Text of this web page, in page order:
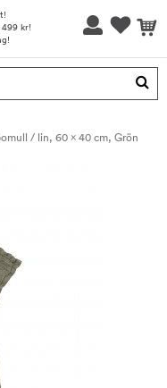
499 kr!
/ lin, 60 x 40 cm, Grön